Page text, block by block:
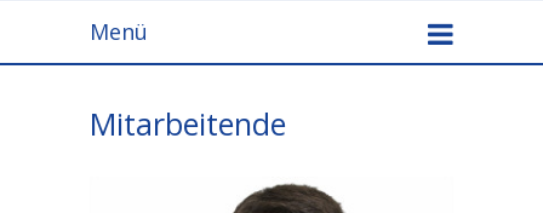
Menü
Mitarbeitende